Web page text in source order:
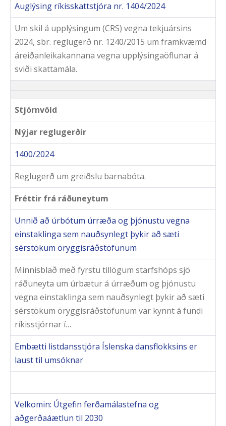
Auglýsing ríkisskattstjóra nr. 1404/2024
Um skil á upplýsingum (CRS) vegna tekjuársins
2024, sbr. reglugerð nr. 1240/2015 um framkvæmd
áreiðanleikakannana vegna upplýsingaöflunar á
sviði skattamála.
Stjórnvöld
Nýjar reglugerðir
1400/2024
Reglugerð um greiðslu barnabóta.
Fréttir frá ráðuneytum
Unnið að úrbótum úrræða og þjónustu vegna
einstaklinga sem nauðsynlegt þykir að sæti
sérstökum öryggisráðstöfunum
Minnisblað með fyrstu tillögum starfshóps sjö
ráðuneyta um úrbætur á úrræðum og þjónustu
vegna einstaklinga sem nauðsynlegt þykir að sæti
sérstökum öryggisráðstöfunum var kynnt á fundi
ríkisstjórnar í…
Embætti listdansstjóra Íslenska dansflokksins er
laust til umsóknar
Velkomin: Útgefin ferðamálastefna og
aðgerðaáætlun til 2030